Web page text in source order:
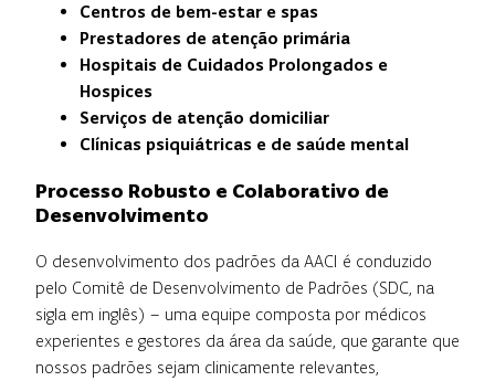
Centros de bem-estar e spas
Prestadores de atenção primária
Hospitais de Cuidados Prolongados e
Hospices
Serviços de atenção domiciliar
Clínicas psiquiátricas e de saúde mental
Processo Robusto e Colaborativo de
Desenvolvimento
O desenvolvimento dos padrões da AACI é conduzido
pelo Comitê de Desenvolvimento de Padrões (SDC, na
sigla em inglês) – uma equipe composta por médicos
experientes e gestores da área da saúde, que garante que
nossos padrões sejam clinicamente relevantes,